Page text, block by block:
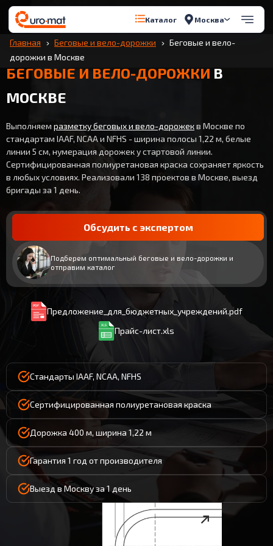
Каталог Москва
Главная Беговые и вело-дорожки
Беговые и вело-
дорожки в Москве
БЕГОВЫЕ И ВЕЛО-ДОРОЖКИ В
МОСКВЕ
Выполняем разметку беговых и вело-дорожекв Москве по
стандартам IAAF, NCAA и NFHS - ширина полосы 1,22 м, белые
линии 5 см, нумерация дорожек у стартовой линии.
Сертифицированная полиуретановая краска сохраняет яркость
в любых условиях. Реализовали 138 проектов в Москве, выезд
бригады за 1 день.
Обсудить с экспертом
Подберем оптимальный беговые и вело-дорожки и
отправим каталог
Предложение_для_бюджетных_учреждений.pdf
Прайс-лист.xls
Стандарты IAAF, NCAA, NFHS
Сертифицированная полиуретановая краска
Дорожка 400 м, ширина 1,22 м
Гарантия 1 год от производителя
Выезд в Москву за 1 день